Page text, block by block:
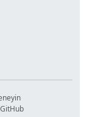
GitHub